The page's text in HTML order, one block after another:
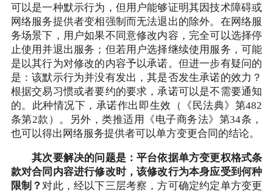
可以是一种默示行为，但用户能够证明其因技术障碍或
网络服务提供者变相强制而无法退出的除外。在网络服
务场景下，用户如果不同意修改内容，完全可以选择停
止使用并退出服务；但若用户选择继续使用服务，可能
是以其行为对修改的内容予以承诺。但进一步有疑问的
是：该默示行为并没有发出，其是否发生承诺的效力？
根据交易习惯或者要约的要求，承诺可以是不需要通知
的。此种情况下，承诺作出即生效（《民法典》第482
条第2款）。另外，类推适用《电子商务法》第34条，
也可以得出网络服务提供者可以单方变更合同的结论。
其次要解决的问题是：平台依据单方变更权格式条
款对合同内容进行修改时，该修改行为本身应受到何种
限制？对此，经以下三层考察，方可确定约定单方变更